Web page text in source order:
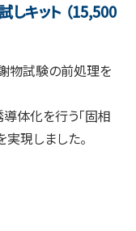
キット （15,500
物試験の前処理を
体化を行う「固相
現しました。